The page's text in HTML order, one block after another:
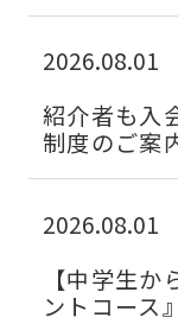
2026.08.01
紹介者も入
制度のご案
2026.08.01
【中学生
ントコー